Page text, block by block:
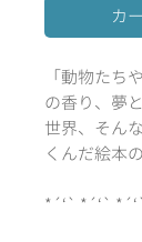
カ
「動物たち
の香り、夢
世界、そん
くんだ絵本
*´‘` *´‘`